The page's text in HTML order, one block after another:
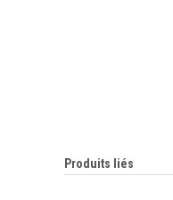
Produits liés